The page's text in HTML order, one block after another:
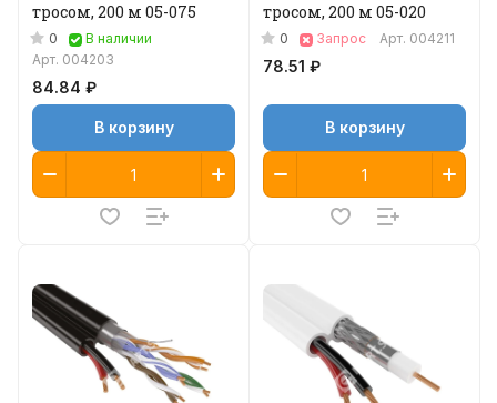
тросом, 200 м 05-075
0
В наличии
Арт. 004203
84.84 ₽
В корзину
тросом, 200 м 05-020
0 Запрос Арт. 004211
78.51 ₽
В корзину